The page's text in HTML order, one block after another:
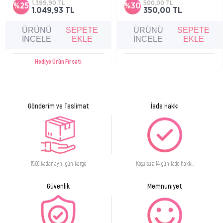
%25
1.049,93 TL
1.399,90 TL
Hediye Ürün Fırsatı
ÜRÜNÜ
İNCELE
SEPETE
EKLE
%30
350,00 TL
500,00 TL
ÜRÜNÜ
İNCELE
SEPETE
EKLE
Gönderim ve Teslimat
15:00 kadar aynı gün kargo
İade Hakkı
Koşulsuz 14 gün iade hakkı.
Güvenlik Memnuniyet